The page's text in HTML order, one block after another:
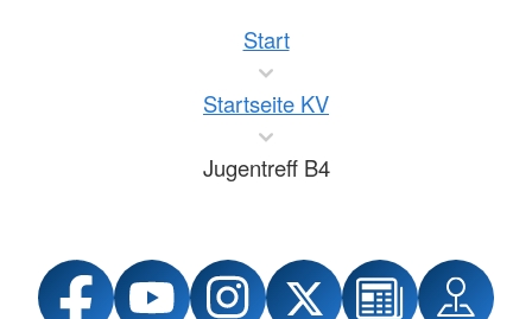
Start
Startseite KV
Jugentreff B4